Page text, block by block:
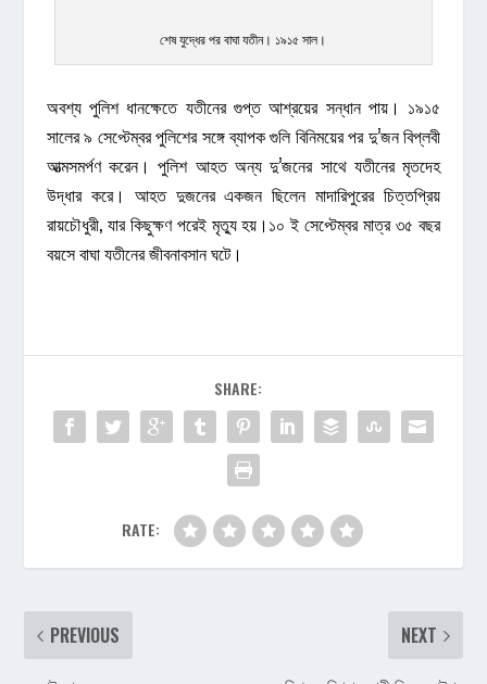
শেষ যুদ্ধের পর বাঘা যতীন। ১৯১৫ সাল।
অবশ্য পুলিশ ধানক্ষেতে যতীনের গুপ্ত আশ্রয়ের সন্ধান পায়। ১৯১৫
সালের ৯ সেপ্টেম্বর পুলিশের সঙ্গে ব্যাপক গুলি বিনিময়ের পর দু’জন বিপ্লবী
আত্মসমর্পণ করেন। পুলিশ আহত অন্য দু’জনের সাথে যতীনের মৃতদেহ
উদ্ধার করে। আহত দুজনের একজন ছিলেন মাদারিপুরের চিত্তপ্রিয়
রায়চৌধুরী, যার কিছুক্ষণ পরেই মৃত্যু হয়।১০ ই সেপ্টেম্বর মাত্র ৩৫ বছর
বয়সে বাঘা যতীনের জীবনাবসান ঘটে।
SHARE:
RATE:
PREVIOUS
NEXT